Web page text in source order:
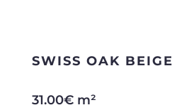
SWISS OAK BEIGE
31.00€ m²